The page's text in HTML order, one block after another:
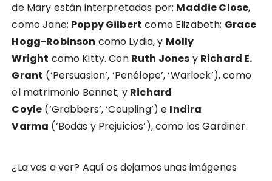
de Mary están interpretadas por: Maddie Close,
como Jane; Poppy Gilbert como Elizabeth; Grace
Hogg-Robinson como Lydia, y Molly
Wright como Kitty. Con Ruth Jones y Richard E.
Grant (‘Persuasion’, ‘Penélope’, ‘Warlock’), como
el matrimonio Bennet; y Richard
Coyle (‘Grabbers’, ‘Coupling’) e Indira
Varma (‘Bodas y Prejuicios’), como los Gardiner.
¿La vas a ver? Aquí os dejamos unas imágenes